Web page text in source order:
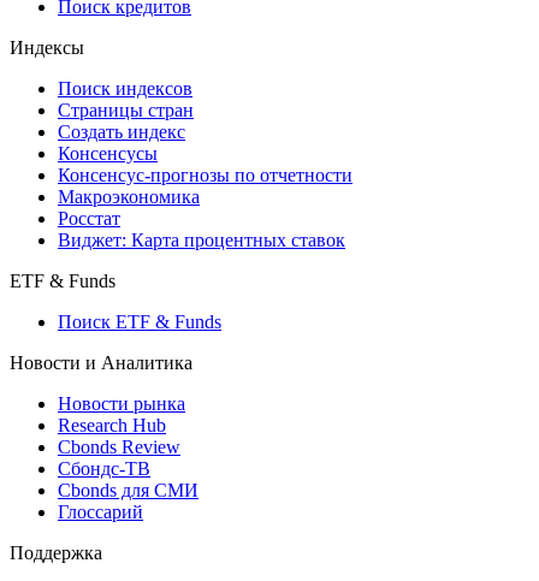
Поиск кредитов
Индексы
Поиск индексов
Страницы стран
Создать индекс
Консенсусы
Консенсус-прогнозы по отчетности
Макроэкономика
Росстат
Виджет: Карта процентных ставок
ETF & Funds
Поиск ETF & Funds
Новости и Аналитика
Новости рынка
Research Hub
Cbonds Review
Сбондс-ТВ
Cbonds для СМИ
Глоссарий
Поддержка